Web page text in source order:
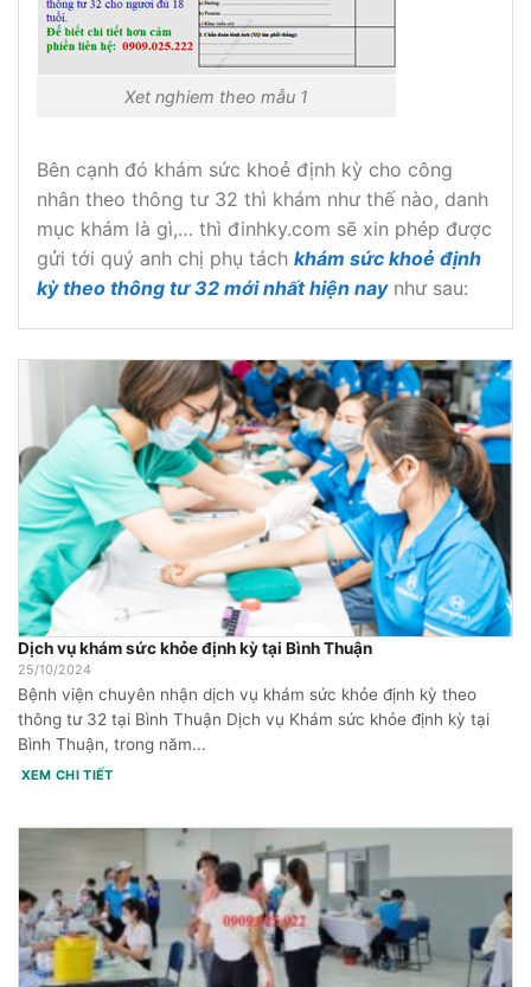
Xet nghiem theo mẫu 1
Bên cạnh đó khám sức khoẻ định kỳ cho công
nhân theo thông tư 32 thì khám như thế nào, danh
mục khám là gì,… thì đinhky.com sẽ xin phép được
gửi tới quý anh chị phụ tách khám sức khoẻ định
kỳ theo thông tư 32 mới nhất hiện naynhư sau:
Dịch vụ khám sức khỏe định kỳ tại Bình Thuận
25/10/2024
Bệnh viện chuyên nhận dịch vụ khám sức khỏe định kỳ theo
thông tư 32 tại Bình Thuận Dịch vụ Khám sức khỏe định kỳ tại
Bình Thuận, trong năm...
XEM CHI TIẾT